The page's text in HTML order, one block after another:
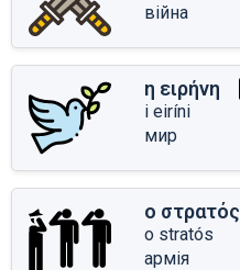
війна
η ειρήνη
i eiríni
мир
ο στρατός
o stratós
армія